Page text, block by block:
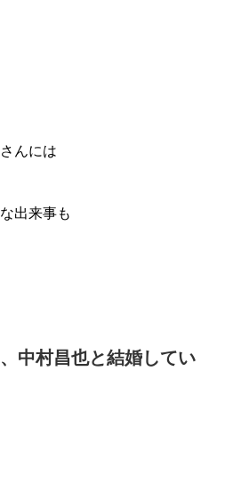
んには
出来事も
中村昌也と結婚してい